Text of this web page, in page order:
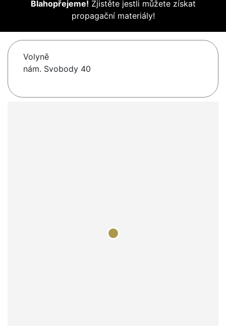
Blahopřejeme! Zjistěte jestli můžete získat
propagační materiály!
Volyně
nám. Svobody 40